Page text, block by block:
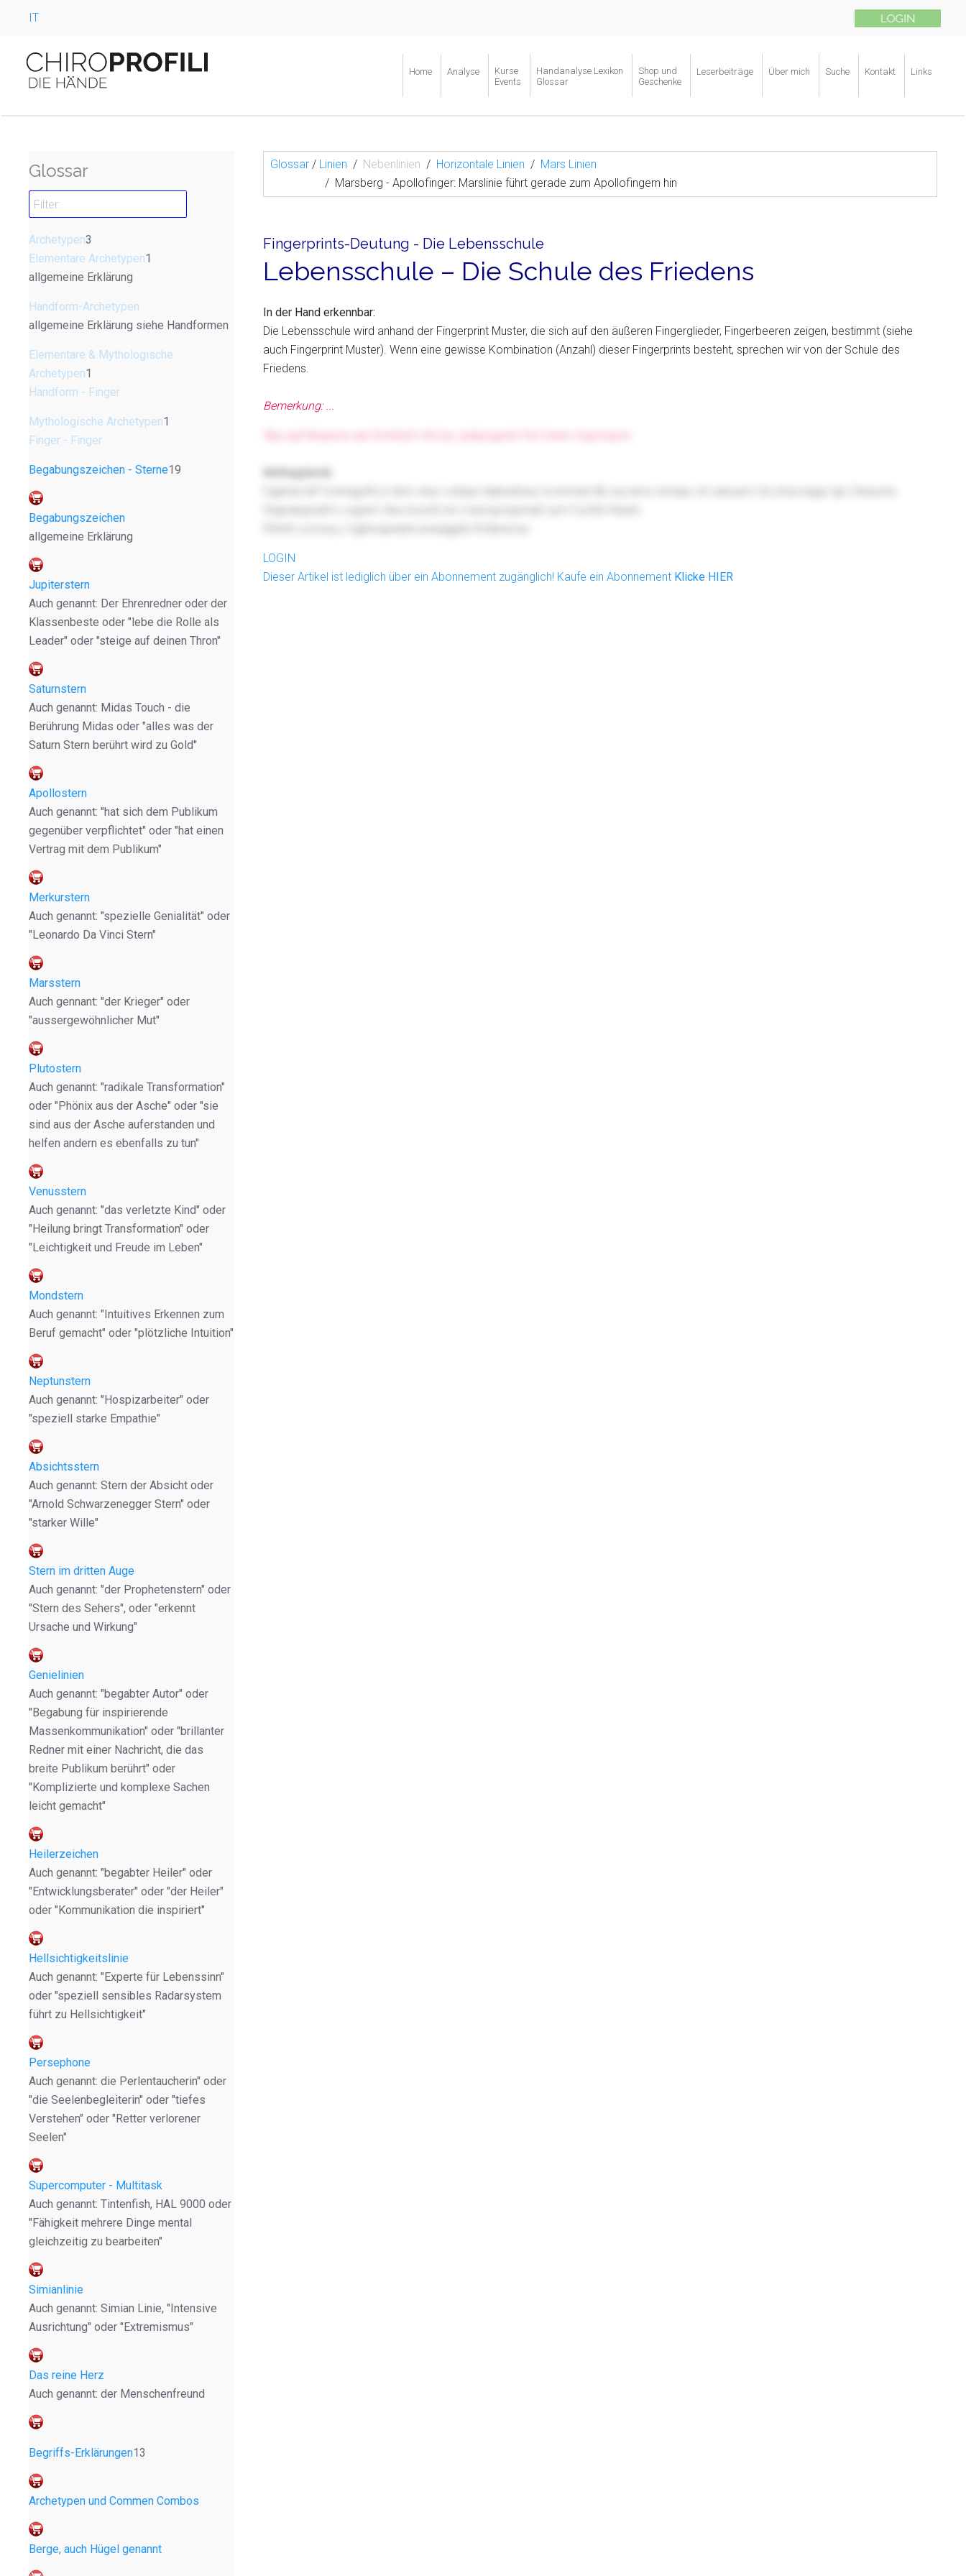
IT
Home Analyse
Kurse
Events
Handanalyse Lexikon
Glossar
Shop und
Geschenke
Leserbeiträge Über mich Suche Kontakt Links
Glossar / Linien Nebenlinien Horizontale Linien
Mars Linien
Marsberg - Apollofinger: Marslinie führt gerade zum Apollofingern hin
Fingerprints-Deutung - Die Lebensschule
Lebensschule – Die Schule des Friedens
In der Hand erkennbar:
Die Lebensschule wird anhand der Fingerprint Muster, die sich auf den äußeren Fingerglieder, Fingerbeeren zeigen, bestimmt (siehe
auch Fingerprint Muster). Wenn eine gewisse Kombination (Anzahl) dieser Fingerprints besteht, sprechen wir von der Schule des
Friedens.
Bemerkung: ...
Mxfkagdwmb
LOGIN
Dieser Artikel ist lediglich über ein Abonnement zugänglich! Kaufe ein Abonnement Klicke HIER
Glossar
Archetypen3
Elementare Archetypen1
allgemeine Erklärung
Handform-Archetypen
allgemeine Erklärung siehe Handformen
Elementare & Mythologische
Archetypen1
Handform - Finger
Mythologische Archetypen1
Finger - Finger
Begabungszeichen - Sterne19
Begabungszeichen
allgemeine Erklärung
Jupiterstern
Auch genannt: Der Ehrenredner oder der
Klassenbeste oder "lebe die Rolle als
Leader" oder "steige auf deinen Thron"
Saturnstern
Auch genannt: Midas Touch - die
Berührung Midas oder "alles was der
Saturn Stern berührt wird zu Gold"
Apollostern
Auch genannt: "hat sich dem Publikum
gegenüber verpflichtet" oder "hat einen
Vertrag mit dem Publikum"
Merkurstern
Auch genannt: "spezielle Genialität" oder
"Leonardo Da Vinci Stern"
Marsstern
Auch gennant: "der Krieger" oder
"aussergewöhnlicher Mut"
Plutostern
Auch genannt: "radikale Transformation"
oder "Phönix aus der Asche" oder "sie
sind aus der Asche auferstanden und
helfen andern es ebenfalls zu tun"
Venusstern
Auch genannt: "das verletzte Kind" oder
"Heilung bringt Transformation" oder
"Leichtigkeit und Freude im Leben"
Mondstern
Auch genannt: "Intuitives Erkennen zum
Beruf gemacht" oder "plötzliche Intuition"
Neptunstern
Auch genannt: "Hospizarbeiter" oder
"speziell starke Empathie"
Absichtsstern
Auch genannt: Stern der Absicht oder
"Arnold Schwarzenegger Stern" oder
"starker Wille"
Stern im dritten Auge
Auch genannt: "der Prophetenstern" oder
"Stern des Sehers", oder "erkennt
Ursache und Wirkung"
Genielinien
Auch genannt: "begabter Autor" oder
"Begabung für inspirierende
Massenkommunikation" oder "brillanter
Redner mit einer Nachricht, die das
breite Publikum berührt" oder
"Komplizierte und komplexe Sachen
leicht gemacht"
Heilerzeichen
Auch genannt: "begabter Heiler" oder
"Entwicklungsberater" oder "der Heiler"
oder "Kommunikation die inspiriert"
Hellsichtigkeitslinie
Auch genannt: "Experte für Lebenssinn"
oder "speziell sensibles Radarsystem
führt zu Hellsichtigkeit"
Persephone
Auch genannt: die Perlentaucherin" oder
"die Seelenbegleiterin" oder "tiefes
Verstehen" oder "Retter verlorener
Seelen"
Supercomputer - Multitask
Auch genannt: Tintenfish, HAL 9000 oder
"Fähigkeit mehrere Dinge mental
gleichzeitig zu bearbeiten"
Simianlinie
Auch genannt: Simian Linie, "Intensive
Ausrichtung" oder "Extremismus"
Das reine Herz
Auch genannt: der Menschenfreund
Begriffs-Erklärungen13
Archetypen und Commen Combos
Berge, auch Hügel genannt